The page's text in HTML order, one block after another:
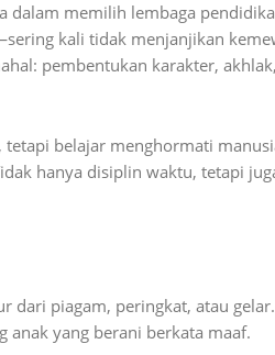
dalam memilih lembaga
kali tidak menjanjikan
pembentukan karakter,
belajar menghormati
hanya disiplin waktu, tetapi
dari piagam, peringkat, atau
anak yang berani berkata maaf.